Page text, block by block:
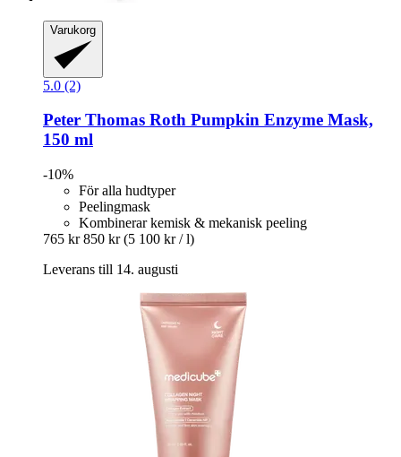
Varukorg
5.0 (2)
Peter Thomas Roth Pumpkin Enzyme Mask,
150 ml
-10%
För alla hudtyper
Peelingmask
Kombinerar kemisk & mekanisk peeling
765 kr 850 kr (5 100 kr / l)
Leverans till 14. augusti